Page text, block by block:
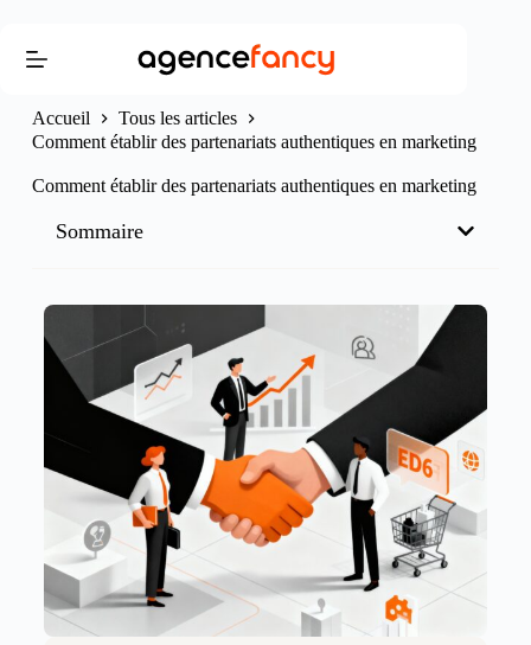
Accueil
Tous les articles
Comment établir des partenariats authentiques en marketing
Comment établir des partenariats authentiques en marketing
Sommaire